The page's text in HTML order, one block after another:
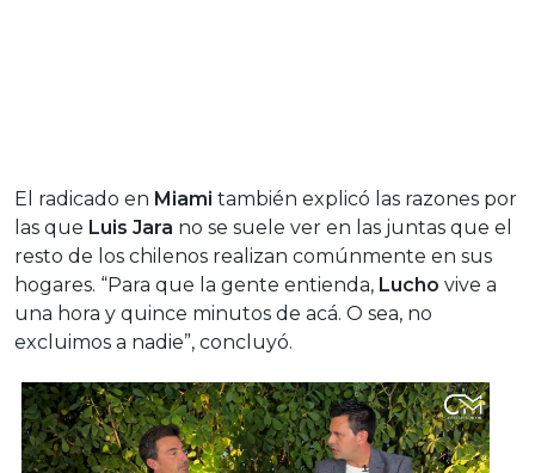
El radicado en Miami también explicó las razones por
las que Luis Jara no se suele ver en las juntas que el
resto de los chilenos realizan comúnmente en sus
hogares. “Para que la gente entienda, Lucho vive a
una hora y quince minutos de acá. O sea, no
excluimos a nadie”, concluyó.